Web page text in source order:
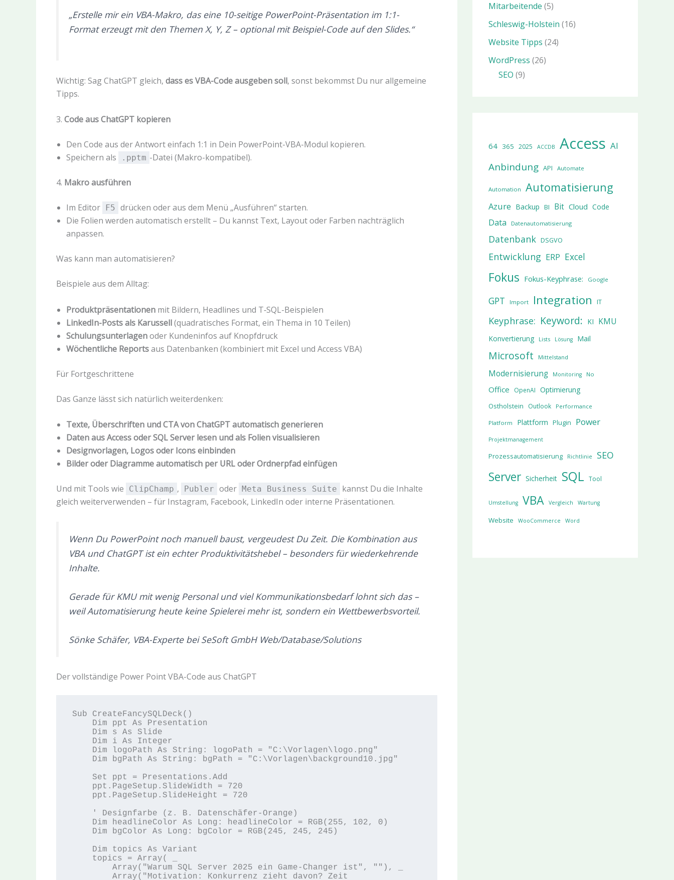
„Erstelle mir ein VBA-Makro, das eine 10-seitige PowerPoint-Präsentation im 1:1-
Format erzeugt mit den Themen X, Y, Z – optional mit Beispiel-Code auf den Slides.“
Wichtig: Sag ChatGPT gleich, dass es VBA-Code ausgeben soll, sonst bekommst Du nur allgemeine
Tipps.
3. Code aus ChatGPT kopieren
Den Code aus der Antwort einfach 1:1 in Dein PowerPoint-VBA-Modul kopieren.
Speichern als
.pptm -Datei (Makro-kompatibel).
4. Makro ausführen
Im Editor F5 drücken oder aus dem Menü „Ausführen“ starten.
Die Folien werden automatisch erstellt – Du kannst Text, Layout oder Farben nachträglich
anpassen.
Was kann man automatisieren?
Beispiele aus dem Alltag:
Produktpräsentationen mit Bildern, Headlines und T‑SQL-Beispielen
LinkedIn-Posts als Karussell(quadratisches Format, ein Thema in 10 Teilen)
Schulungsunterlagenoder Kundeninfos auf Knopfdruck
Wöchentliche Reportsaus Datenbanken (kombiniert mit Excel und Access VBA)
Für Fortgeschrittene
Das Ganze lässt sich natürlich weiterdenken:
Texte, Überschriften und CTA von ChatGPT automatisch generieren
Daten aus Access oder SQL Server lesen und als Folien visualisieren
Designvorlagen, Logos oder Icons einbinden
Bilder oder Diagramme automatisch per URL oder Ordnerpfad einfügen
Und mit Tools wie ClipChamp , Publer oder Meta Business Suite
kannst Du die Inhalte
gleich weiterverwenden – für Instagram, Facebook, LinkedIn oder interne Präsentationen.
Wenn Du PowerPoint noch manuell baust, vergeudest Du Zeit. Die Kombination aus
VBA und ChatGPT ist ein echter Produktivitätshebel – besonders für wiederkehrende
Inhalte.
Gerade für KMU mit wenig Personal und viel Kommunikationsbedarf lohnt sich das –
weil Automatisierung heute keine Spielerei mehr ist, sondern ein Wettbewerbsvorteil.
Sönke Schäfer, VBA-Experte bei SeSoft GmbH Web/Database/Solutions
Der vollständige Power Point VBA-Code aus ChatGPT
Sub CreateFancySQLDeck()
Mitarbeitende (5)
Schleswig-Holstein (16)
Website Tipps (24)
WordPress (26)
SEO (9)
64 365 2025 ACCDB Access AI
Anbindung API Automate
Automation Automatisierung
Azure Backup BI Bit Cloud Code
Data Datenautomatisierung
Datenbank DSGVO
Entwicklung ERP Excel
Fokus Fokus-Keyphrase: Google
GPT Import Integration IT
Keyphrase: Keyword: KI KMU
Konvertierung Lists Lösung Mail
Microsoft Mittelstand
Modernisierung Monitoring No
Office OpenAI Optimierung
Ostholstein Outlook Performance
Platform Plattform Plugin Power
Projektmanagement
Prozessautomatisierung Richtlinie SEO
Server Sicherheit SQL Tool
Umstellung VBA Vergleich Wartung
Website WooCommerce Word